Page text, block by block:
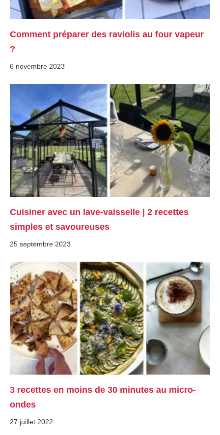
Comment préparer des raviolis au four vapeur
?
6 novembre 2023
Cuisiner avec un lave-vaisselle | 2 recettes
simples et savoureuses
25 septembre 2023
3 recettes en moins de 30 minutes au micro-
ondes
27 juillet 2022